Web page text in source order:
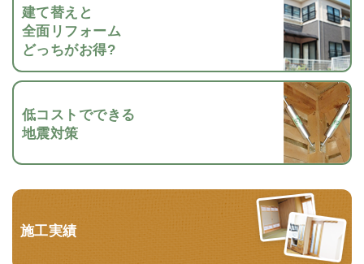
建て替えと
全面リフォーム
どっちがお得?
低コストでできる
地震対策
施工実績